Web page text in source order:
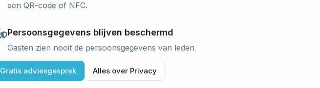
een QR-code of NFC.
Persoonsgegevens blijven beschermd
Gasten zien nooit de persoonsgegevens van leden.
Gratis adviesgesprek Alles over Privacy